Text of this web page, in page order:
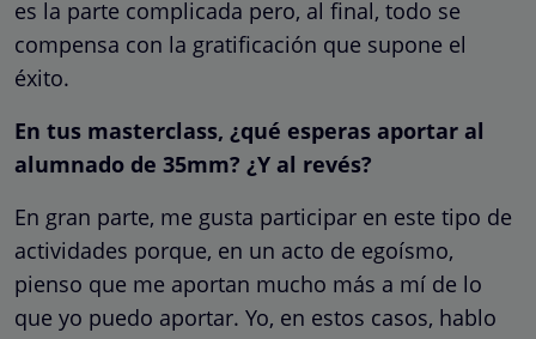
es la parte complicada pero, al final, todo se
compensa con la gratificación que supone el
éxito.
En tus masterclass, ¿qué esperas aportar al
alumnado de 35mm? ¿Y al revés?
En gran parte, me gusta participar en este tipo de
actividades porque, en un acto de egoísmo,
pienso que me aportan mucho más a mí de lo
que yo puedo aportar. Yo, en estos casos, hablo